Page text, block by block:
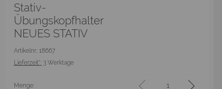
Stativ-
Übungskopfhalter
NEUES STATIV
Artikelnr.: 18667
Lieferzeit*: 3 Werktage
Menge: